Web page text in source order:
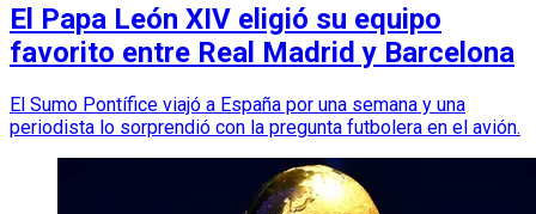
El Papa León XIV eligió su equipo
favorito entre Real Madrid y Barcelona
El Sumo Pontífice viajó a España por una semana y una
periodista lo sorprendió con la pregunta futbolera en el avión.